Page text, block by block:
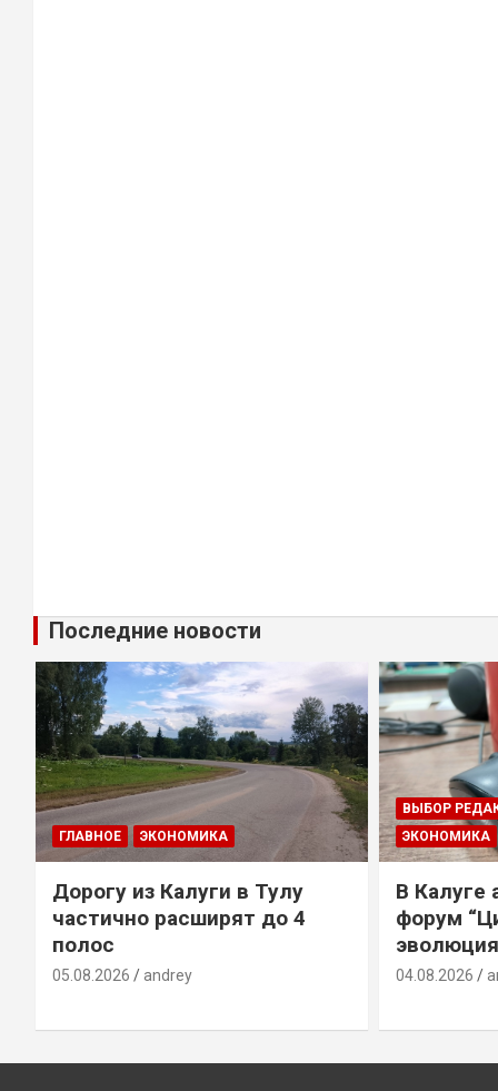
Последние новости
ГЛАВНОЕ ЭКОНОМИКА
Дорогу из Калуги в Тулу
частично расширят до 4
полос
05.08.2026 andrey
ВЫБОР
ЭКОНОМИКА
В Калуге
форум
04.08.2026